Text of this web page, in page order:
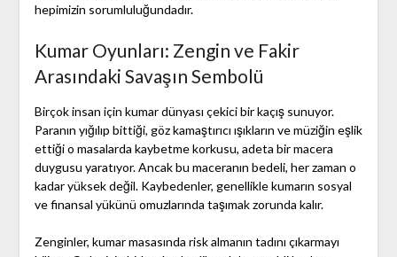
hepimizin sorumluluğundadır.
Kumar Oyunları: Zengin ve Fakir
Arasındaki Savaşın Sembolü
Birçok insan için kumar dünyası çekici bir kaçış sunuyor.
Paranın yığılıp bittiği, göz kamaştırıcı ışıkların ve müziğin eşlik
ettiği o masalarda kaybetme korkusu, adeta bir macera
duygusu yaratıyor. Ancak bu maceranın bedeli, her zaman o
kadar yüksek değil. Kaybedenler, genellikle kumarın sosyal
ve finansal yükünü omuzlarında taşımak zorunda kalır.
Zenginler, kumar masasında risk almanın tadını çıkarmayı